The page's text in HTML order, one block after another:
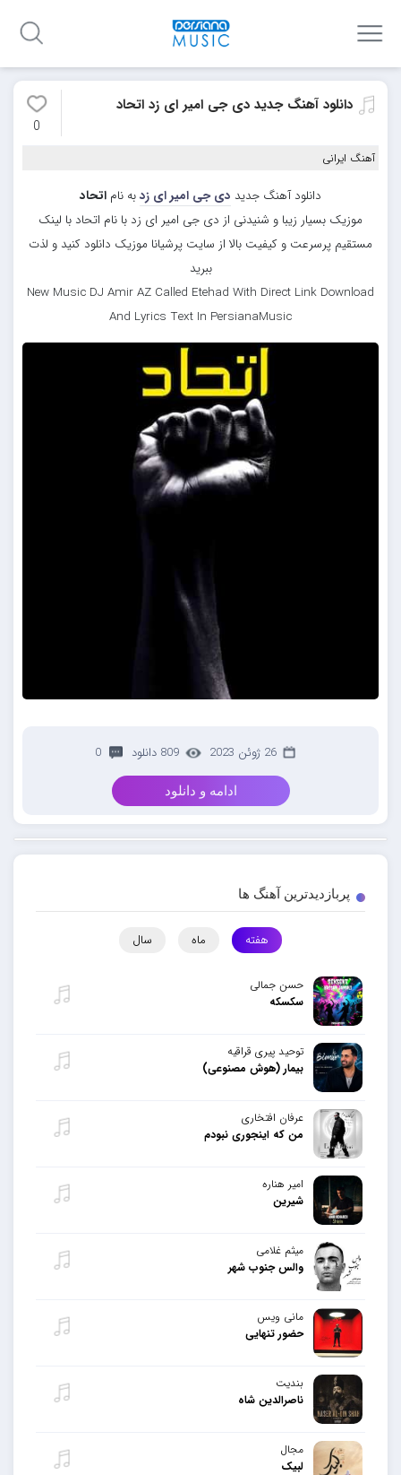
دانلود آهنگ جدید دی جی امیر ای زد اتحاد
0
آهنگ ایرانی
دانلود آهنگ جدید دی جی امیر ای زدبه نام اتحاد
موزیک بسیار زیبا و شنیدنی از دی جی امیر ای زد با نام اتحاد با لینک
مستقیم پرسرعت و کیفیت بالا از سایت پرشیانا موزیک دانلود کنید و لذت
ببرید
New Music DJ Amir AZ Called Etehad With Direct Link Download
And Lyrics Text In PersianaMusic
26 ژوئن 2023 809 دانلود 0
ادامه و دانلود
پربازدیدترین آهنگ ها
هفته ماه سال
حسن جمالی
سکسکه
توحید پیری قراقیه
بیمار (هوش مصنوعی)
عرفان افتخاری
من که اینجوری نبودم
امیر هناره
شیرین
میثم غلامی
والس جنوب شهر
مانی ویس
حضور تنهایی
بندیت
ناصرالدین شاه
مجال
لبیک